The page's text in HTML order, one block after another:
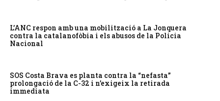
L’ANC respon amb una mobilització a La Jonquera
contra la catalanofòbia i els abusos de la Policia
Nacional
SOS Costa Brava es planta contra la “nefasta”
prolongació de la C-32 i n’exigeix la retirada
immediata